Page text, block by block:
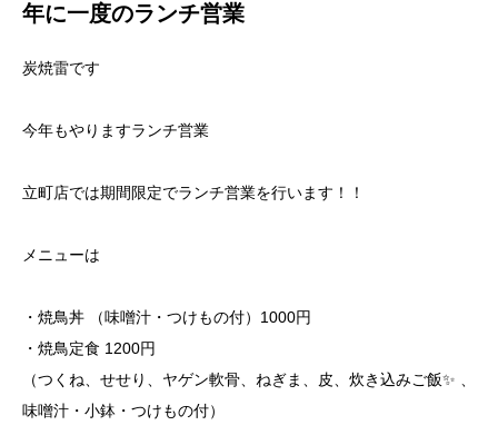
年に一度のランチ営業
炭焼雷です
今年もやりますランチ営業
立町店では期間限定でランチ営業を行います！！
メニューは
・焼鳥丼 （味噌汁・つけもの付）1000円
・焼鳥定食 1200円
（つくね、せせり、ヤゲン軟骨、ねぎま、皮、炊き込みご飯✨ 、
味噌汁・小鉢・つけもの付）